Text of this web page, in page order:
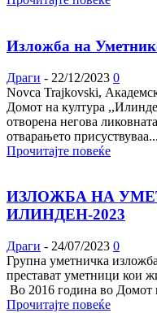
Изложба на
Драги - 22/12/2023 0
Novca Trajkovski,
Домот на култура
отворена негова
отварањето присуствуваа...
Прочитајте повеќе
ИЗЛОЖБА НА
ИЛИНДЕН-2023
Драги - 24/07/2023 0
Групна уметничка
престават уметници кои
Во 2016 година во Домот
Прочитајте повеќе